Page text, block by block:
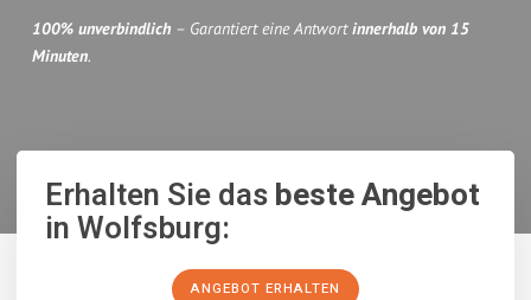
100% unverbindlich – Garantiert eine Antwortinnerhalb von 15
Minuten.
Erhalten Sie dasbeste Angebot
in Wolfsburg:
ANGEBOT ERHALTEN